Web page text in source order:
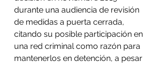
durante una audiencia de revisión
de medidas a puerta cerrada,
citando su posible participación en
una red criminal como razón para
mantenerlos en detención, a pesar